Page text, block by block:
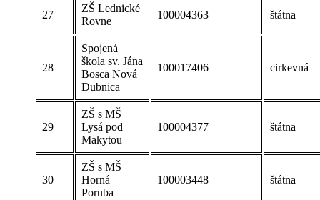
27
ZŠ Lednické
Rovne
100004363 štátna
28
Spojená
škola sv. Jána
Bosca Nová
Dubnica
100017406 cirkevná
29
ZŠ s MŠ
Lysá pod
Makytou
100004377 štátna
30
ZŠ s MŠ
Horná
Poruba
100003448 štátna